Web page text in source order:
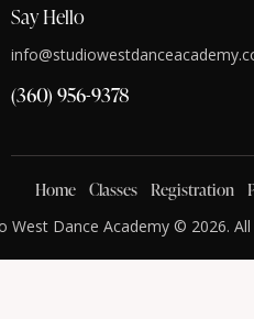
Say Hello
(360) 956-9378
Home Classes Registration
West Dance Academy © 2026.